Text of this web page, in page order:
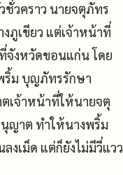
ชั่วคราว นายจตุภัทร
ภูเขียว แต่เจ้าหน้าที่
จังหวัดขอนแก่น โดย
ริ้ม บุญภัทรรักษา
เจ้าหน้าที่ให้นายจตุ
นุญาต ทำให้นางพริ้ม
งเม็ด แต่ก็ยังไม่มีวี่แวว